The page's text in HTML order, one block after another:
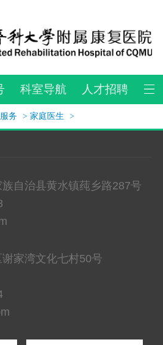
科室导航 人才招聘
务 > 家庭医生 >
自治县黄水镇莼乡路287号
家湾文化七村50号